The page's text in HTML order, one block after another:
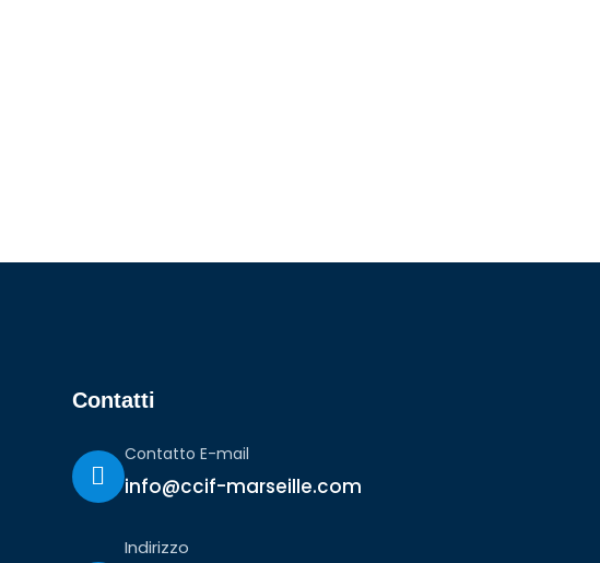
Contatti
Contatto E-mail
info@ccif-marseille.com
Indirizzo